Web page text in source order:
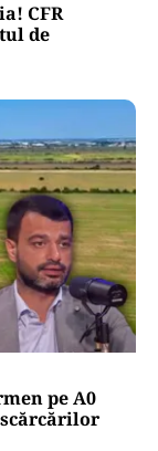
CFR
de
pe A0